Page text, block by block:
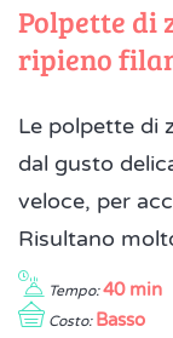
Polpette di
ripieno
Le polpette di
dal gusto
veloce, per
Risultano
Tempo: 40 min
Costo: Basso